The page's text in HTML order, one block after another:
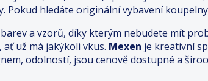
Pokud hledáte originální vybavení
a vzorů, díky kterým nebudete mít
ať už má jakýkoli vkus. Mexen je kreativní
odolností, jsou cenově dostupné a